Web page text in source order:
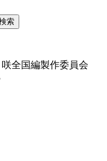
全国編製作委員会